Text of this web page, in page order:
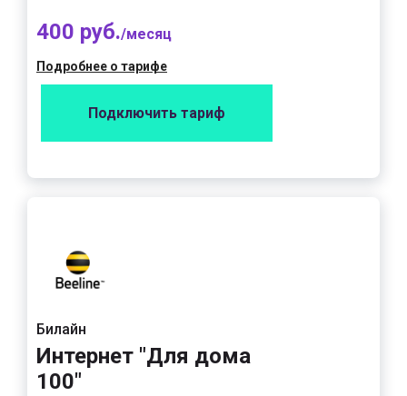
400 руб./месяц
Подробнее о тарифе
Подключить тариф
Билайн
Интернет "Для дома
100"